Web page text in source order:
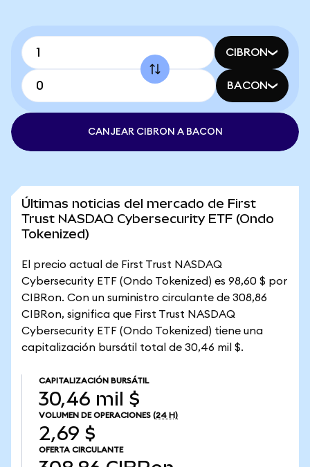
CIBRON
BACON
CANJEAR CIBRON A BACON
Últimas noticias del mercado de First
Trust NASDAQ Cybersecurity ETF (Ondo
Tokenized)
El precio actual de First Trust NASDAQ
Cybersecurity ETF (Ondo Tokenized) es 98,60 $ por
CIBRon. Con un suministro circulante de 308,86
CIBRon, significa que First Trust NASDAQ
Cybersecurity ETF (Ondo Tokenized) tiene una
capitalización bursátil total de 30,46 mil $.
CAPITALIZACIÓN BURSÁTIL
30,46 mil $
VOLUMEN DE OPERACIONES (24 H)
2,69 $
OFERTA CIRCULANTE